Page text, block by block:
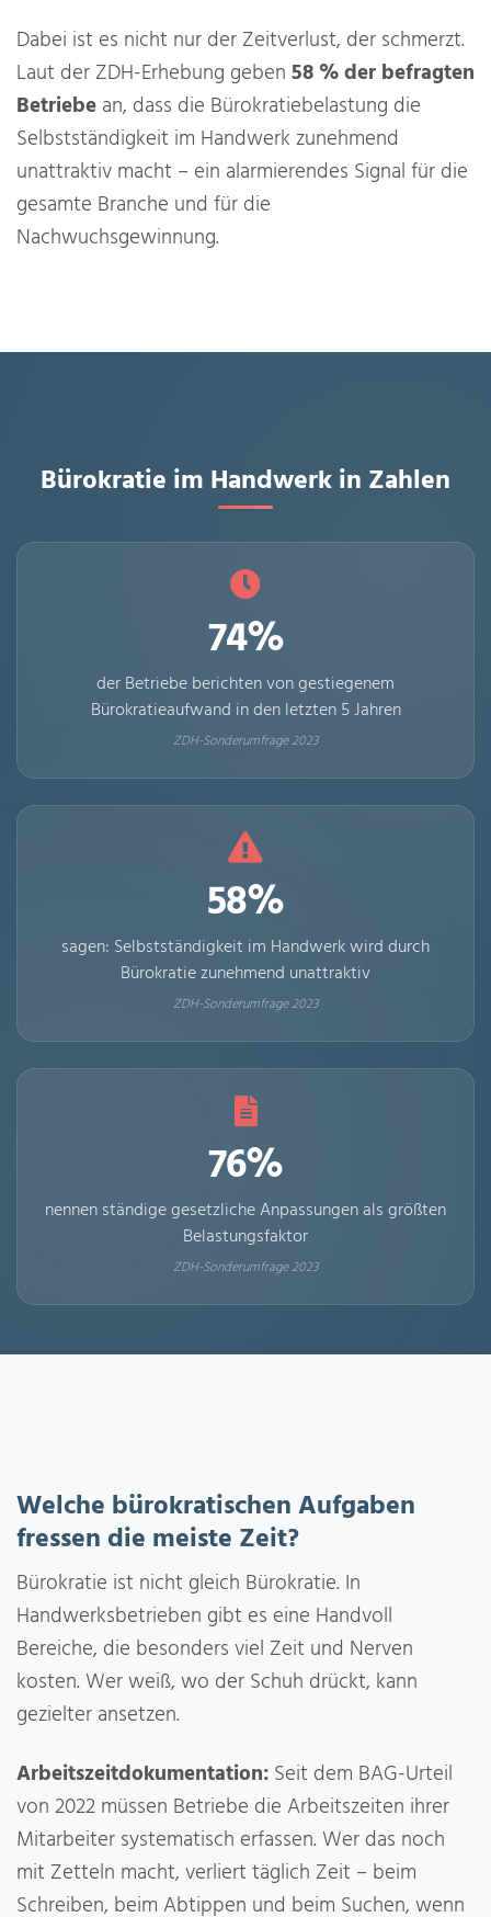
Dabei ist es nicht nur der Zeitverlust, der schmerzt.
Laut der ZDH-Erhebung geben 58 % der befragten
Betriebe an, dass die Bürokratiebelastung die
Selbstständigkeit im Handwerk zunehmend
unattraktiv macht – ein alarmierendes Signal für die
gesamte Branche und für die
Nachwuchsgewinnung.
Bürokratie im Handwerk in Zahlen
74%
der Betriebe berichten von gestiegenem
Bürokratieaufwand in den letzten 5 Jahren
ZDH-Sonderumfrage 2023
58%
sagen: Selbstständigkeit im Handwerk wird durch
Bürokratie zunehmend unattraktiv
ZDH-Sonderumfrage 2023
76%
nennen ständige gesetzliche Anpassungen als größten
Belastungsfaktor
ZDH-Sonderumfrage 2023
Welche bürokratischen Aufgaben
fressen die meiste Zeit?
Bürokratie ist nicht gleich Bürokratie. In
Handwerksbetrieben gibt es eine Handvoll
Bereiche, die besonders viel Zeit und Nerven
kosten. Wer weiß, wo der Schuh drückt, kann
gezielter ansetzen.
Arbeitszeitdokumentation: Seit dem BAG-Urteil
von 2022 müssen Betriebe die Arbeitszeiten ihrer
Mitarbeiter systematisch erfassen. Wer das noch
mit Zetteln macht, verliert täglich Zeit – beim
Schreiben, beim Abtippen und beim Suchen, wenn